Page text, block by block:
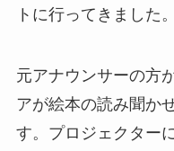
トに行ってきました。
元アナウンサーの方
アが絵本の読み聞か
す。プロジェクター